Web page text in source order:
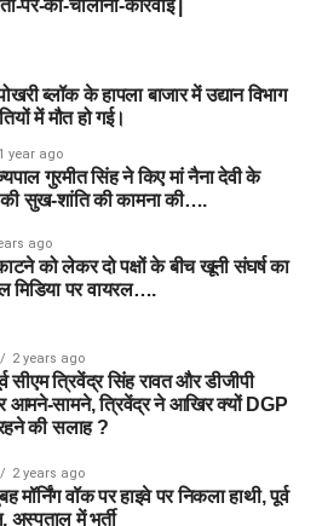
पर-की-चालानी-कार्रवाई |
ब्लॉक के हापला बाजार में उद्यान विभाग
में मौत हो गई।
1 year ago
गुरमीत सिंह ने किए मां नैना देवी के
की सुख-शांति की कामना की….
ago
को लेकर दो पक्षों के बीच खूनी संघर्ष का
मिडिया पर वायरल….
2 years ago
सीएम त्रिवेंद्र सिंह रावत और डीजीपी
आमने-सामने, त्रिवेंद्र ने आखिर क्यों DGP
की सलाह ?
2 years ago
वॉक पर हाइवे पर निकला हाथी, पूर्व
में भर्ती